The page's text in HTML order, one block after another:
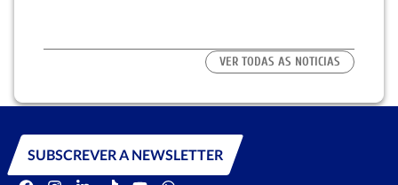
VER TODAS AS NOTICIAS
SUBSCREVER A NEWSLETTER